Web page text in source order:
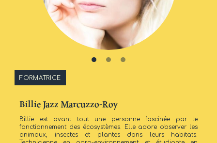
FORMATRICE
Billie Jazz Marcuzzo-Roy
Billie est avant tout une personne fascinée par le
fonctionnement des écosystèmes. Elle adore observer les
animaux, insectes et plantes dans leurs habitats.